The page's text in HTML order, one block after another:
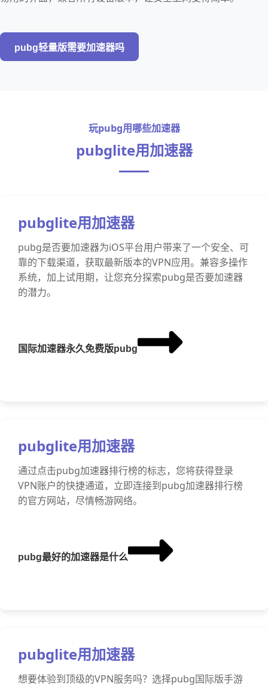
pubg轻量版需要加速器吗
玩pubg用哪些加速器
pubglite用加速器
pubglite用加速器
pubg是否要加速器为iOS平台用户带来了一个安全、可
靠的下载渠道，获取最新版本的VPN应用。兼容多操作
系统，加上试用期，让您充分探索pubg是否要加速器
的潜力。
国际加速器永久免费版pubg
pubglite用加速器
通过点击pubg加速器排行榜的标志，您将获得登录
VPN账户的快捷通道，立即连接到pubg加速器排行榜
的官方网站，尽情畅游网络。
pubg最好的加速器是什么
pubglite用加速器
想要体验到顶级的VPN服务吗？选择pubg国际版手游